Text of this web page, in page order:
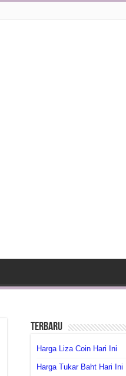
Terbaru
Harga Liza Coin Hari Ini
Harga Tukar Baht Hari Ini